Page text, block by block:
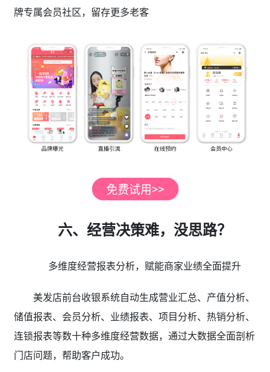
牌专属会员社区，留存更多老客
六、经营决策难，没思路？
多维度经营报表分析，赋能商家业绩全面提升
美发店前台收银系统自动生成营业汇总、产值分析、
储值报表、会员分析、业绩报表、项目分析、热销分析、
连锁报表等数十种多维度经营数据，通过大数据全面剖析
门店问题，帮助客户成功。